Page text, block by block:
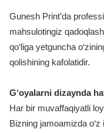
Gunesh Print’da
mahsulotingiz
qo‘liga yetguncha
qolishining kafolatidir.
G‘oyalarni dizaynda
Har bir muvaffaqiyatli
Bizning jamoamizda